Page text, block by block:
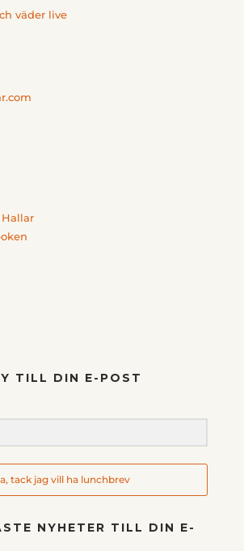
väder live
TILL DIN E-POST
tack jag vill ha lunchbrev
NYHETER TILL DIN E-